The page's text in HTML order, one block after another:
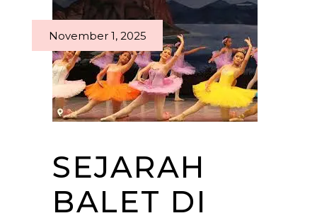
November 1, 2025
SEJARAH
BALET DI